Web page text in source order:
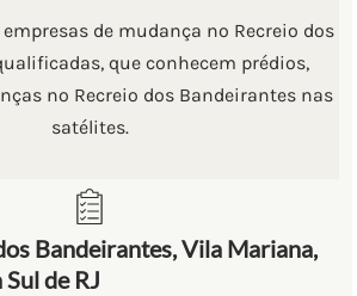
de mudança no Recreio dos
que conhecem prédios,
no Recreio dos Bandeirantes nas
satélites.
Bandeirantes, Vila Mariana,
de RJ